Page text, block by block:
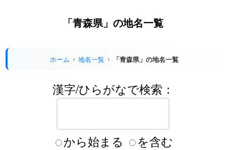
「青森県」の地名一覧
ホーム 地名一覧 「青森県」の地名一覧
漢字/ひらがなで検索：
から始まる を含む